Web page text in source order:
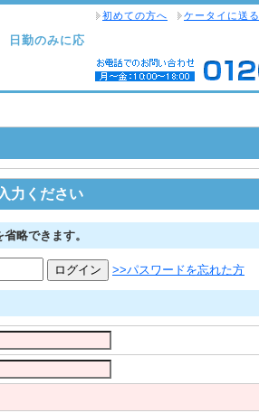
日勤のみに応
初めての方へ ケータイに送る
力ください
略できます。
>>パスワードを忘れた方